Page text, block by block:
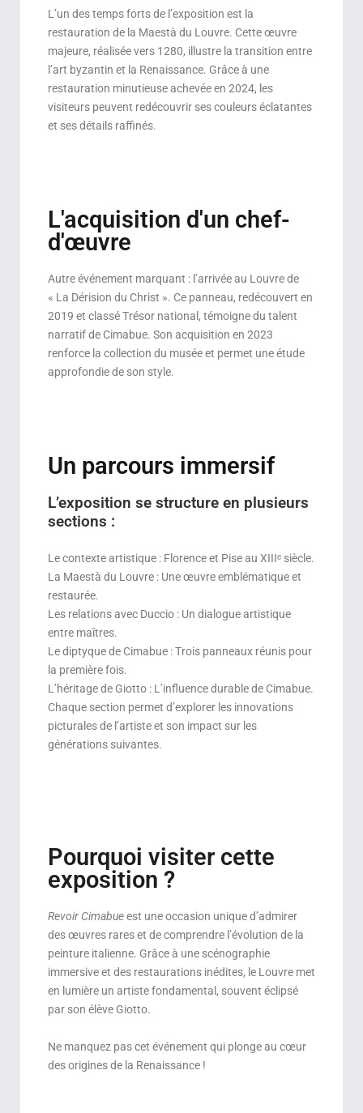
L’un des temps forts de l’exposition est la
restauration de la Maestà du Louvre. Cette œuvre
majeure, réalisée vers 1280, illustre la transition entre
l’art byzantin et la Renaissance. Grâce à une
restauration minutieuse achevée en 2024, les
visiteurs peuvent redécouvrir ses couleurs éclatantes
et ses détails raffinés.
L'acquisition d'un chef-
d'œuvre
Autre événement marquant : l’arrivée au Louvre de
« La Dérision du Christ ». Ce panneau, redécouvert en
2019 et classé Trésor national, témoigne du talent
narratif de Cimabue. Son acquisition en 2023
renforce la collection du musée et permet une étude
approfondie de son style.
Un parcours immersif
L’exposition se structure en plusieurs
sections :
Le contexte artistique : Florence et Pise au XIIIᵉ siècle.
La Maestà du Louvre : Une œuvre emblématique et
restaurée.
Les relations avec Duccio : Un dialogue artistique
entre maîtres.
Le diptyque de Cimabue : Trois panneaux réunis pour
la première fois.
L’héritage de Giotto : L’influence durable de Cimabue.
Chaque section permet d’explorer les innovations
picturales de l’artiste et son impact sur les
générations suivantes.
Pourquoi visiter cette
exposition ?
Revoir Cimabueest une occasion unique d’admirer
des œuvres rares et de comprendre l’évolution de la
peinture italienne. Grâce à une scénographie
immersive et des restaurations inédites, le Louvre met
en lumière un artiste fondamental, souvent éclipsé
par son élève Giotto.
Ne manquez pas cet événement qui plonge au cœur
des origines de la Renaissance !